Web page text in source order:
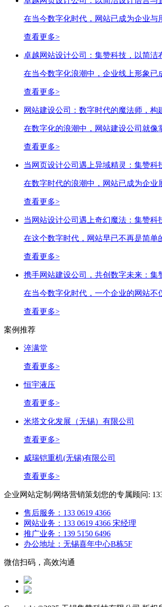
在当今数字化时代，网站已成为企业与
查看更多>
卓越网站设计公司：集赞科技，以简洁布
在当今数字化浪潮中，企业线上形象已
查看更多>
网站建设公司：数字时代的魔法师，构建
在数字化的浪潮中，网站建设公司就像
查看更多>
当网页设计公司遇上异域精灵：集赞科技
在数字时代的浪潮中，网站已成为企业
查看更多>
当网站设计公司遇上奇幻魔法：集赞科技
在这个数字时代，网站早已不再是简单
查看更多>
携手网站建设公司，共创数字未来：集赞
在当今数字化时代，一个企业的网站不
查看更多>
案例推荐
淬满堂
查看更多>
恒宇液压
查看更多>
米塔文化发展（无锡）有限公司
查看更多>
威瑞铠重机(无锡)有限公司
查看更多>
企业网站定制/网络营销策划 您的专属顾问:
售后服务：133 0619 4366
网站业务：133 0619 4366 宋经理
推广业务：139 5150 6496
办公地址：无锡喜年中心B栋5F
微信扫码，高效沟通